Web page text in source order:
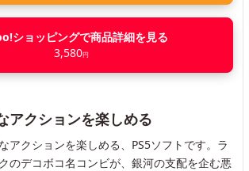
ショッピングで商品詳細を見る
3,580円
アクションを楽しめる
アクションを楽しめる、PS5ソフトです。ラ
のデコボコ名コンビが、銀河の支配を企む悪